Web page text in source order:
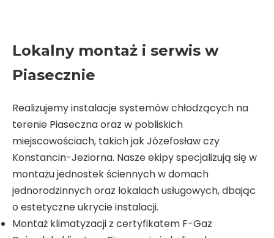
Lokalny montaż i serwis w
Piasecznie
Realizujemy instalacje systemów chłodzących na
terenie Piaseczna oraz w pobliskich
miejscowościach, takich jak Józefosław czy
Konstancin-Jeziorna. Nasze ekipy specjalizują się w
montażu jednostek ściennych w domach
jednorodzinnych oraz lokalach usługowych, dbając
o estetyczne ukrycie instalacji.
Montaż klimatyzacji z certyfikatem F-Gaz